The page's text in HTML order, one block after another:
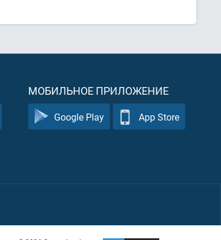
МОБИЛЬНОЕ ПРИЛОЖЕНИЕ
Google Play App Store